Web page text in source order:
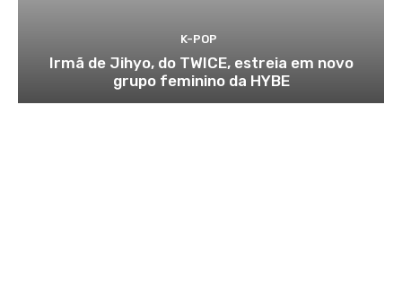
K-POP
Irmã de Jihyo, do TWICE, estreia em novo
grupo feminino da HYBE